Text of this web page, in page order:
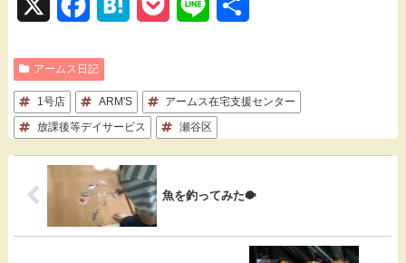
c
e
b
o
o
k
e
n
a
k
e
e
アームス日記
1号店 ARM'S
アームス在宅支援センター
放課後等デイサービス
瀬谷区
魚を釣ってみた🐡